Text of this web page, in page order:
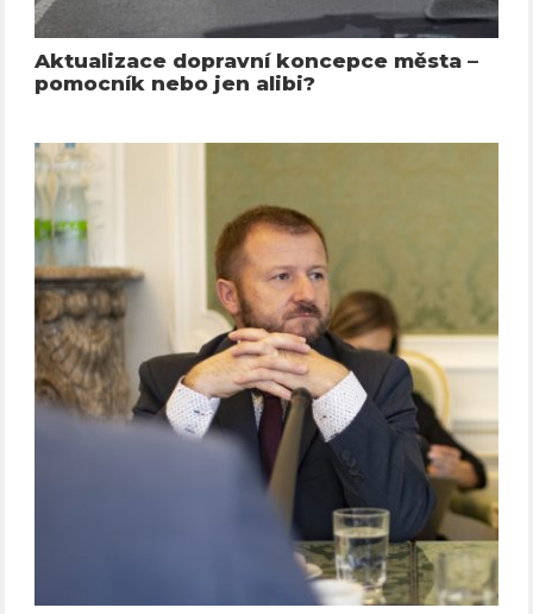
Aktualizace dopravní koncepce města –
pomocník nebo jen alibi?